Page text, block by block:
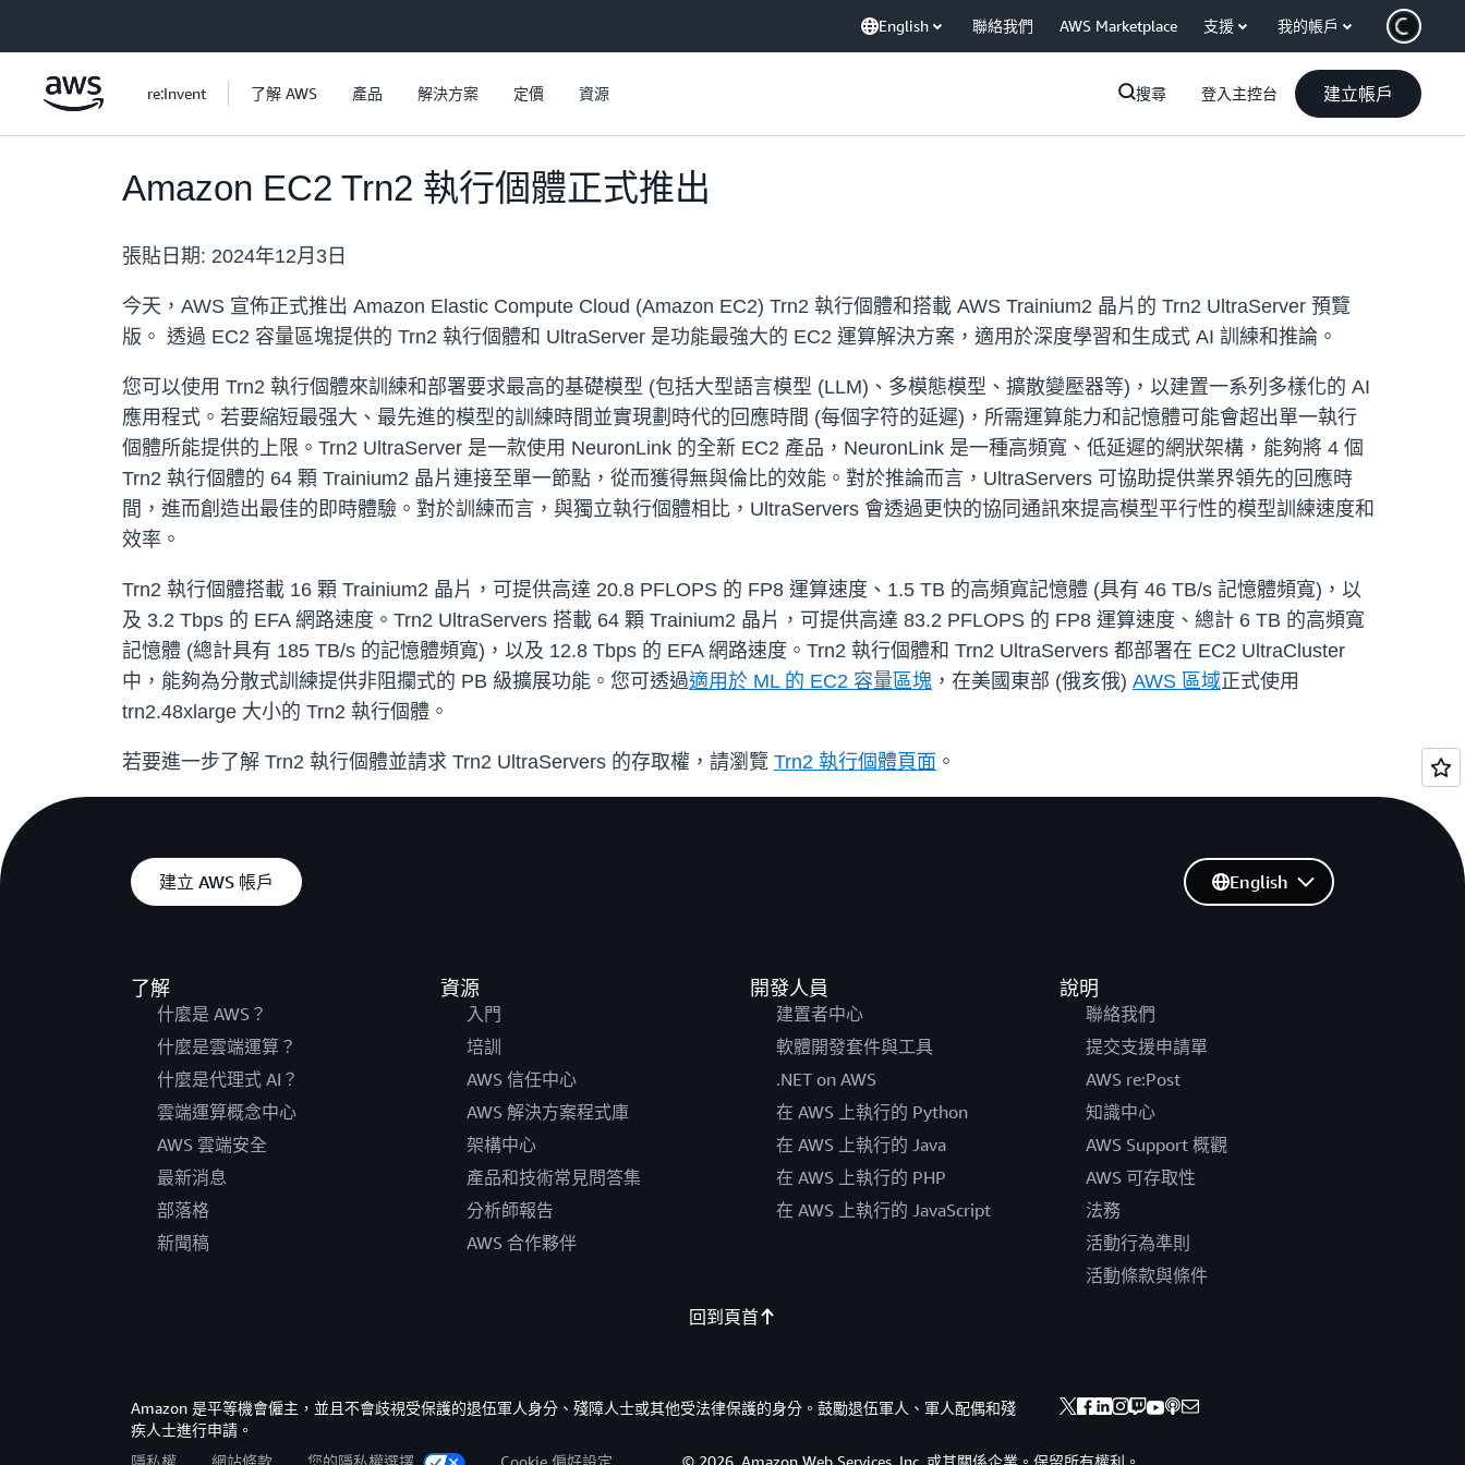
English 聯絡我們 AWS Marketplace 支援 我的帳戶
re:Invent 了解 AWS 產品 解決方案 定價 資源 搜尋 登入主控台 建立帳戶
Amazon EC2 Trn2 執行個體正式推出
張貼日期: 2024年12月3日
今天，AWS 宣佈正式推出 Amazon Elastic Compute Cloud (Amazon EC2) Trn2 執行個體和搭載 AWS Trainium2 晶片的 Trn2 UltraServer 預覽
版。 透過 EC2 容量區塊提供的 Trn2 執行個體和 UltraServer 是功能最強大的 EC2 運算解決方案，適用於深度學習和生成式 AI 訓練和推論。
您可以使用 Trn2 執行個體來訓練和部署要求最高的基礎模型 (包括大型語言模型 (LLM)、多模態模型、擴散變壓器等)，以建置一系列多樣化的 AI
應用程式。若要縮短最强大、最先進的模型的訓練時間並實現劃時代的回應時間 (每個字符的延遲)，所需運算能力和記憶體可能會超出單一執行
個體所能提供的上限。Trn2 UltraServer 是一款使用 NeuronLink 的全新 EC2 產品，NeuronLink 是一種高頻寬、低延遲的網狀架構，能夠將 4 個
Trn2 執行個體的 64 顆 Trainium2 晶片連接至單一節點，從而獲得無與倫比的效能。對於推論而言，UltraServers 可協助提供業界領先的回應時
間，進而創造出最佳的即時體驗。對於訓練而言，與獨立執行個體相比，UltraServers 會透過更快的協同通訊來提高模型平行性的模型訓練速度和
效率。
Trn2 執行個體搭載 16 顆 Trainium2 晶片，可提供高達 20.8 PFLOPS 的 FP8 運算速度、1.5 TB 的高頻寬記憶體 (具有 46 TB/s 記憶體頻寬)，以
及 3.2 Tbps 的 EFA 網路速度。Trn2 UltraServers 搭載 64 顆 Trainium2 晶片，可提供高達 83.2 PFLOPS 的 FP8 運算速度、總計 6 TB 的高頻寬
記憶體 (總計具有 185 TB/s 的記憶體頻寬)，以及 12.8 Tbps 的 EFA 網路速度。Trn2 執行個體和 Trn2 UltraServers 都部署在 EC2 UltraCluster
中，能夠為分散式訓練提供非阻攔式的 PB 級擴展功能。您可透過適用於 ML 的 EC2 容量區塊 ，在美國東部 (俄亥俄) AWS 區域正式使用
trn2.48xlarge 大小的 Trn2 執行個體。
若要進一步了解 Trn2 執行個體並請求 Trn2 UltraServers 的存取權，請瀏覽 Trn2 執行個體頁面 。
建立 AWS 帳戶
了解
什麼是 AWS？
什麼是雲端運算？
什麼是代理式 AI？
雲端運算概念中心
AWS 雲端安全
最新消息
部落格
新聞稿
資源
入門
培訓
AWS 信任中心
AWS 解決方案程式庫
架構中心
產品和技術常見問答集
分析師報告
AWS 合作夥伴
開發人員
建置者中心
軟體開發套件與工具
.NET on AWS
在 AWS 上執行的 Python
在 AWS 上執行的 Java
在 AWS 上執行的 PHP
在 AWS 上執行的 JavaScript
說明
聯絡我們
提交支援申請單
AWS re:Post
知識中心
AWS Support 概觀
AWS 可存取性
法務
活動行為準則
活動條款與條件
English
回到頁首
Amazon 是平等機會僱主，並且不會歧視受保護的退伍軍人身分、殘障人士或其他受法律保護的身分。鼓勵退伍軍人、軍人配偶和殘
疾人士進行申請。